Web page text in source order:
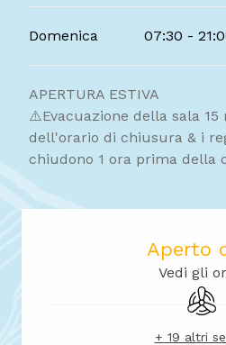
Domenica 07:30 -
APERTURA ESTIVA
⚠️Evacuazione della sala
dell'orario di chiusura & i
chiudono 1 ora prima della
Aperto
Vedi gli
Aria
+ 19 altri